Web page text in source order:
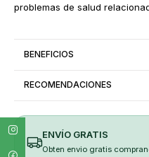
problemas de salud
BENEFICIOS
RECOMENDACIONES
ENVÍO GRATIS
Obten envio gratis